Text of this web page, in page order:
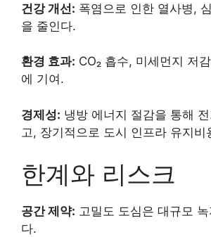
건강 개선: 폭염으로 인한 열사병,
을 줄인다.
환경 효과: CO₂ 흡수, 미세먼지 저
에 기여.
경제성: 냉방 에너지 절감을 통해
고, 장기적으로 도시 인프라 유지비
한계와 리스크
공간 제약: 고밀도 도심은 대규모
다.